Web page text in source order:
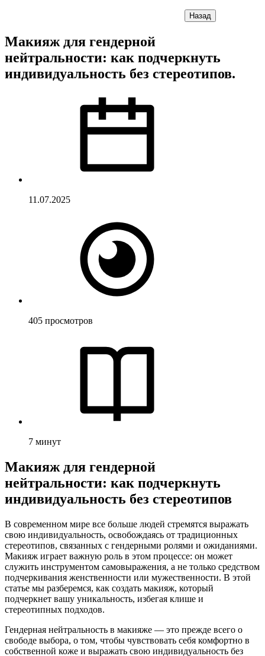
Назад
Макияж для гендерной
нейтральности: как подчеркнуть
индивидуальность без стереотипов.
11.07.2025
405 просмотров
7 минут
Макияж для гендерной
нейтральности: как подчеркнуть
индивидуальность без стереотипов
В современном мире все больше людей стремятся выражать
свою индивидуальность, освобождаясь от традиционных
стереотипов, связанных с гендерными ролями и ожиданиями.
Макияж играет важную роль в этом процессе: он может
служить инструментом самовыражения, а не только средством
подчеркивания женственности или мужественности. В этой
статье мы разберемся, как создать макияж, который
подчеркнет вашу уникальность, избегая клише и
стереотипных подходов.
Гендерная нейтральность в макияже — это прежде всего о
свободе выбора, о том, чтобы чувствовать себя комфортно в
собственной коже и выражать свою индивидуальность без